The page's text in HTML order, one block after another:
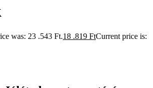
was: 23 .543 Ft.18 .819 FtCurrent price is: